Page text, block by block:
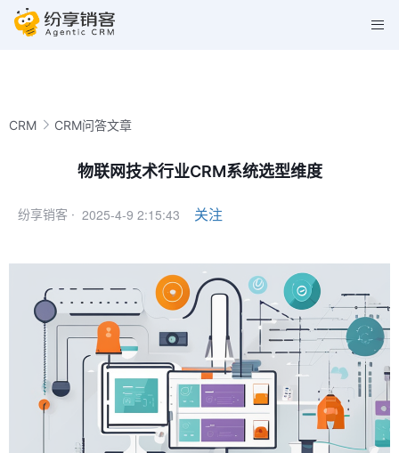
CRM CRM问答文章
物联网技术行业CRM系统选型维度
纷享销客 · 2025-4-9 2:15:43 关注